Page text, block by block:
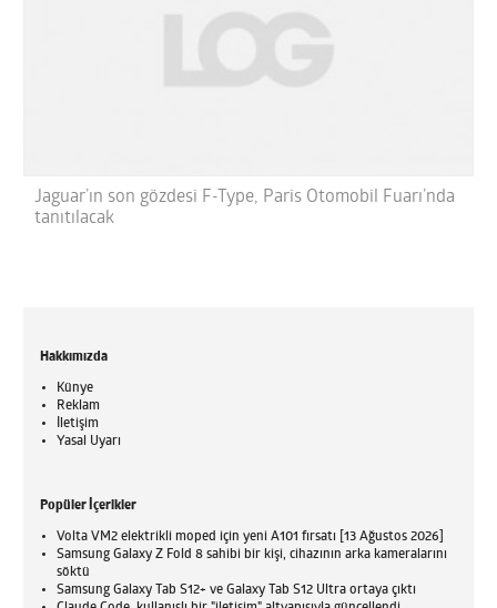
Jaguar’ın son gözdesi F-Type, Paris Otomobil Fuarı’nda
tanıtılacak
Hakkımızda
Künye
Reklam
İletişim
Yasal Uyarı
Popüler İçerikler
Volta VM2 elektrikli moped için yeni A101 fırsatı [13 Ağustos 2026]
Samsung Galaxy Z Fold 8 sahibi bir kişi, cihazının arka kameralarını
söktü
Samsung Galaxy Tab S12+ ve Galaxy Tab S12 Ultra ortaya çıktı